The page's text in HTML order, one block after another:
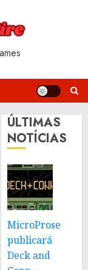
ÚLTIMAS
NOTÍCIAS
MicroProse
publicará
Deck and